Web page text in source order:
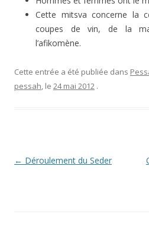
Cette mitsva concerne la
coupes de vin, de la
l’afikomène.
Cette entrée a été publiée dans
pessah, le 24 mai 2012 .
Navigation
← Déroulement du Seder